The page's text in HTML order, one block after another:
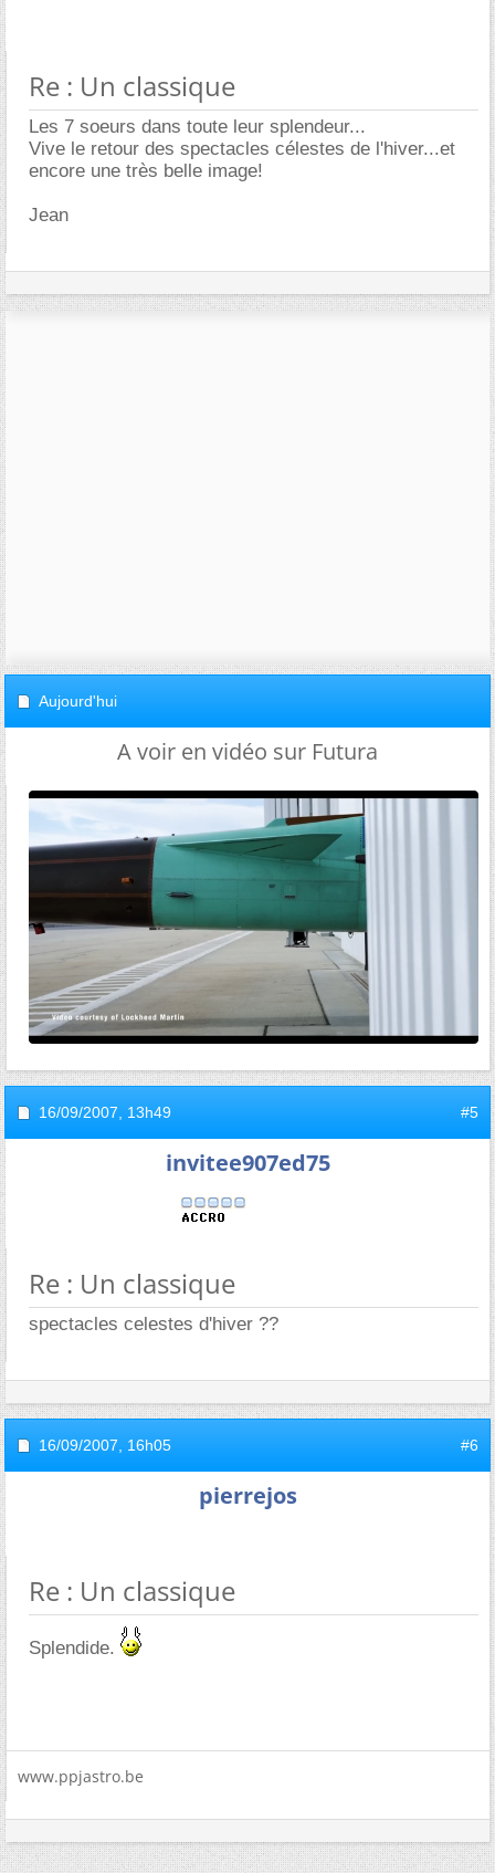
Re : Un classique
Les 7 soeurs dans toute leur splendeur...
Vive le retour des spectacles célestes de l'hiver...et
encore une très belle image!
Jean
Aujourd'hui
A voir en vidéo sur Futura
16/09/2007, 13h49 #5
invitee907ed75
Re : Un classique
spectacles celestes d'hiver ??
16/09/2007, 16h05 #6
pierrejos
Re : Un classique
Splendide.
www.ppjastro.be